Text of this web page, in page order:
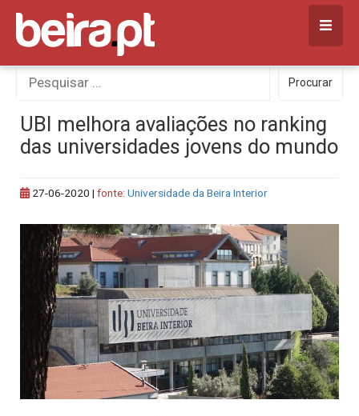
Skip
content
Procurar
por:
Procurar
UBI melhora avaliações no ranking
das universidades jovens do mundo
27-06-2020 | fonte: Universidade da Beira Interior